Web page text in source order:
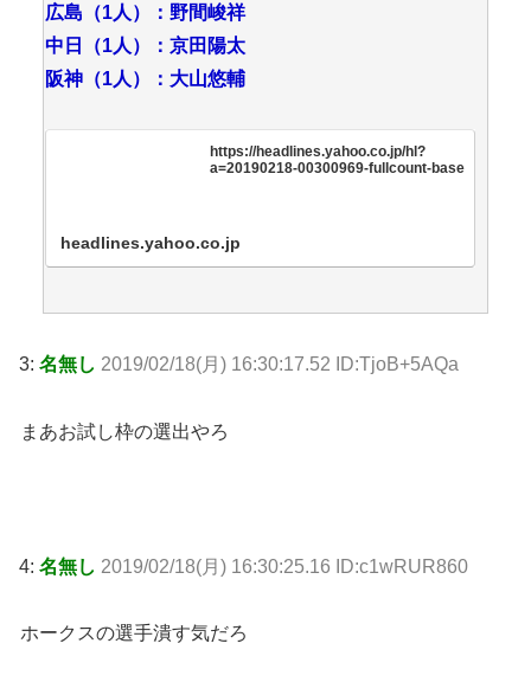
広島（1人）：野間峻祥
中日（1人）：京田陽太
阪神（1人）：大山悠輔
https://headlines.yahoo.co.jp/hl?
a=20190218-00300969-fullcount-base
headlines.yahoo.co.jp
3: 名無し 2019/02/18(月) 16:30:17.52 ID:TjoB+5AQa
まあお試し枠の選出やろ
4: 名無し 2019/02/18(月) 16:30:25.16 ID:c1wRUR860
ホークスの選手潰す気だろ